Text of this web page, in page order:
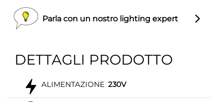
Parla con un nostro lighting expert
DETTAGLI PRODOTTO
ALIMENTAZIONE 230V